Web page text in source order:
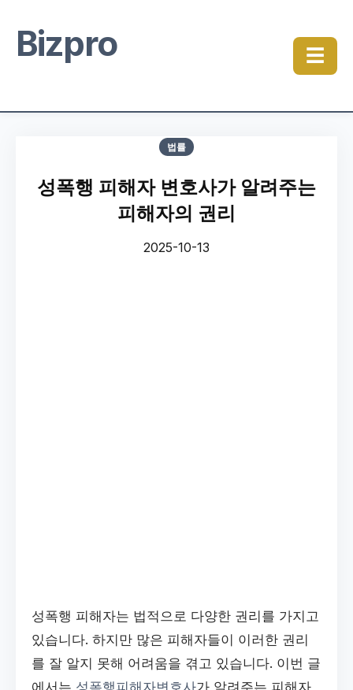
Bizpro ☰
법률
성폭행 피해자 변호사가 알려주는
피해자의 권리
2025-10-13
성폭행 피해자는 법적으로 다양한 권리를 가지고
있습니다. 하지만 많은 피해자들이 이러한 권리
를 잘 알지 못해 어려움을 겪고 있습니다. 이번 글
에서는 성폭행피해자변호사가 알려주는 피해자